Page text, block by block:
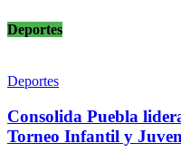
Deportes
Deportes
Consolida Puebla
Torneo Infantil y